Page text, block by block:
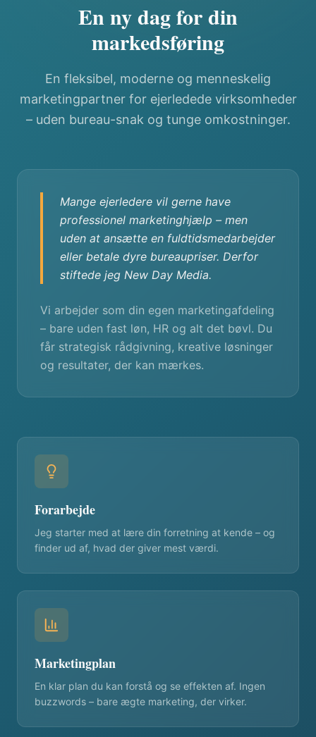
En ny dag for din
markedsføring
En fleksibel, moderne og menneskelig
marketingpartner for ejerledede virksomheder
– uden bureau-snak og tunge omkostninger.
Mange ejerledere vil gerne have
professionel marketinghjælp – men
uden at ansætte en fuldtidsmedarbejder
eller betale dyre bureaupriser. Derfor
stiftede jeg New Day Media.
Vi arbejder som din egen marketingafdeling
– bare uden fast løn, HR og alt det bøvl. Du
får strategisk rådgivning, kreative løsninger
og resultater, der kan mærkes.
Forarbejde
Jeg starter med at lære din forretning at kende – og
finder ud af, hvad der giver mest værdi.
Marketingplan
En klar plan du kan forstå og se effekten af. Ingen
buzzwords – bare ægte marketing, der virker.